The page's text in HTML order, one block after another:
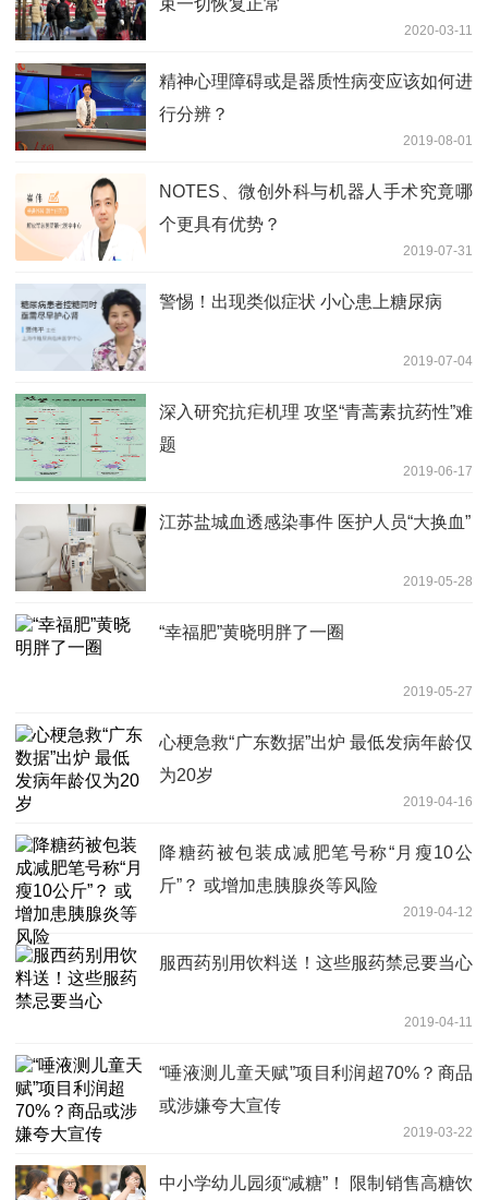
束一切恢复正常
2020-03-11
精神心理障碍或是器质性病变应该如何进
行分辨？
2019-08-01
NOTES、微创外科与机器人手术究竟哪
个更具有优势？
2019-07-31
警惕！出现类似症状 小心患上糖尿病
2019-07-04
深入研究抗疟机理 攻坚“青蒿素抗药性”难
题
2019-06-17
江苏盐城血透感染事件 医护人员“大换血”
2019-05-28
“幸福肥”黄晓明胖了一圈
2019-05-27
心梗急救“广东数据”出炉 最低发病年龄仅
为20岁
2019-04-16
降糖药被包装成减肥笔号称“月瘦10公
斤”？ 或增加患胰腺炎等风险
2019-04-12
服西药别用饮料送！这些服药禁忌要当心
2019-04-11
“唾液测儿童天赋”项目利润超70%？商品
或涉嫌夸大宣传
2019-03-22
中小学幼儿园须“减糖”！ 限制销售高糖饮